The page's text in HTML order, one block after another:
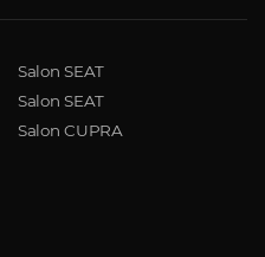
Salon SEAT
Salon SEAT
Salon CUPRA